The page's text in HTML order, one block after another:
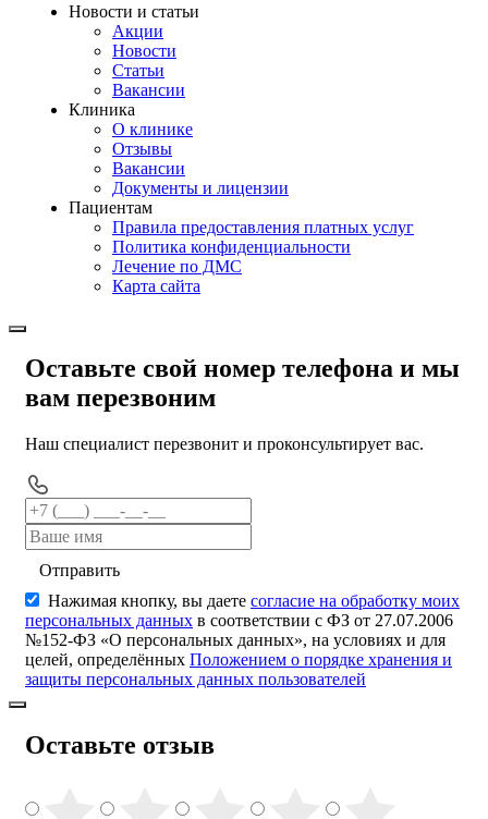
Новости и статьи
Акции
Новости
Статьи
Вакансии
Клиника
О клинике
Отзывы
Вакансии
Документы и лицензии
Пациентам
Правила предоставления платных услуг
Политика конфиденциальности
Лечение по ДМС
Карта сайта
Оставьте свой номер телефона и мы
вам перезвоним
Наш специалист перезвонит и проконсультирует вас.
Отправить
Нажимая кнопку, вы даете согласие на обработку моих
персональных данных в соответствии с ФЗ от 27.07.2006
№152-ФЗ «О персональных данных», на условиях и для
целей, определённых Положением о порядке хранения и
защиты персональных данных пользователей
Оставьте отзыв